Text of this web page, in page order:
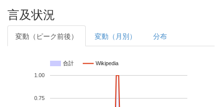
言及状況
変動（ピーク前後） 変動（月別） 分布
合計 Wikipedia
0.75
1.00